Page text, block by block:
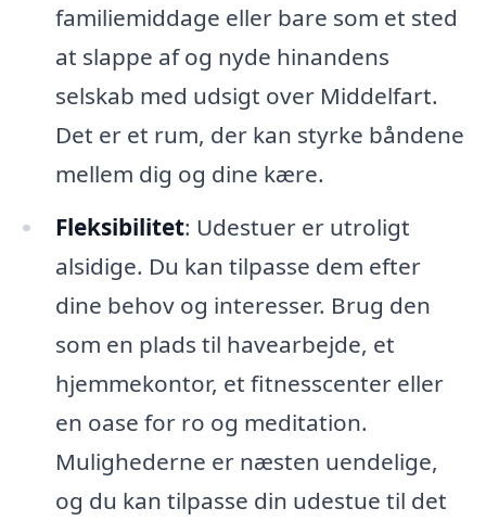
familiemiddage eller bare som et sted
at slappe af og nyde hinandens
selskab med udsigt over Middelfart.
Det er et rum, der kan styrke båndene
mellem dig og dine kære.
Fleksibilitet: Udestuer er utroligt
alsidige. Du kan tilpasse dem efter
dine behov og interesser. Brug den
som en plads til havearbejde, et
hjemmekontor, et fitnesscenter eller
en oase for ro og meditation.
Mulighederne er næsten uendelige,
og du kan tilpasse din udestue til det